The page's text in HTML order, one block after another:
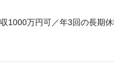
1000万円可／年3回の長期休